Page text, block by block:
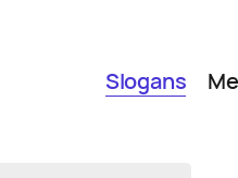
Slogans